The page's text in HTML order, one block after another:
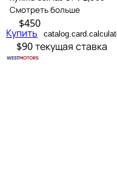
Смотреть больше
$450
Купить
$90текущая ставка